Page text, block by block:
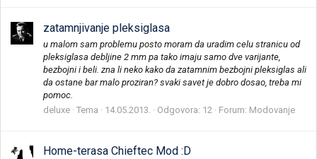
zatamnjivanje pleksiglasa
u malom sam problemu posto moram da uradim celu stranicu od
pleksiglasa debljine 2 mm pa tako imaju samo dve varijante,
bezbojni i beli. zna li neko kako da zatamnim bezbojni pleksiglas ali
da ostane bar malo proziran? svaki savet je dobro dosao, treba mi
pomoc.
deluxe Tema 14.05.2013. Odgovora: 12 Forum: Modovanje
Home-terasa Chieftec Mod :D